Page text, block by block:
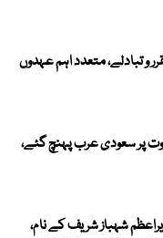
و تبادلے، متعدد اہم عہدوں
پر سعودی عرب پہنچ گئے،
شہباز شریف کے نام،